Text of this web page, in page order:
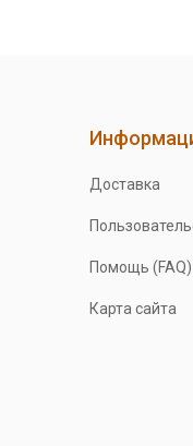
Доставка
Помощь (FAQ)
Карта сайта